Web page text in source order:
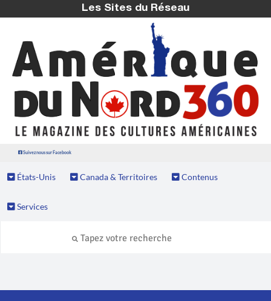
Les Sites du Réseau
Suivez nous sur Facebook
États-Unis Canada & Territoires Contenus
Services